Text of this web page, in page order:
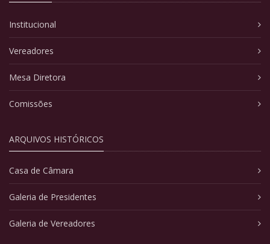
Institucional
Vereadores
Mesa Diretora
Comissões
ARQUIVOS HISTÓRICOS
Casa de Câmara
Galeria de Presidentes
Galeria de Vereadores